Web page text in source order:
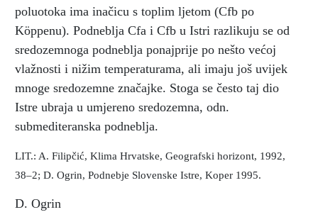
poluotoka ima inačicu s toplim ljetom (Cfb po
Köppenu). Podneblja Cfa i Cfb u Istri razlikuju se od
sredozemnoga podneblja ponajprije po nešto većoj
vlažnosti i nižim temperaturama, ali imaju još uvijek
mnoge sredozemne značajke. Stoga se često taj dio
Istre ubraja u umjereno sredozemna, odn.
submediteranska podneblja.
LIT.: A. Filipčić, Klima Hrvatske, Geografski horizont, 1992,
38–2; D. Ogrin, Podnebje Slovenske Istre, Koper 1995.
D. Ogrin